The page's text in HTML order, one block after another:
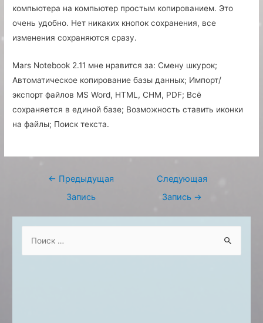
компьютера на компьютер простым копированием. Это
очень удобно. Нет никаких кнопок сохранения, все
изменения сохраняются сразу.
Mars Notebook 2.11 мне нравится за: Смену шкурок;
Автоматическое копирование базы данных; Импорт/
экспорт файлов MS Word, HTML, CHM, PDF; Всё
сохраняется в единой базе; Возможность ставить иконки
на файлы; Поиск текста.
Навигация
← Предыдущая
Запись
Следующая
Запись →